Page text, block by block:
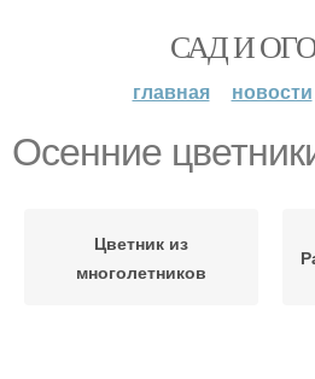
САД И
главная новости
Осенние
Цветник из
многолетников